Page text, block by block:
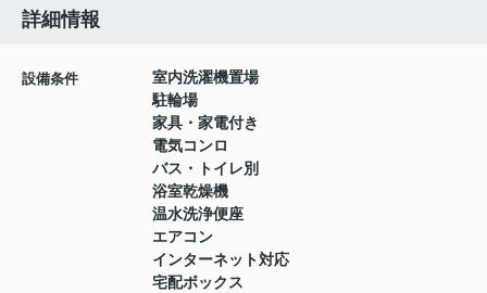
詳細情報
設備条件
室内洗濯機置場
駐輪場
家具・家電付き
電気コンロ
バス・トイレ別
浴室乾燥機
温水洗浄便座
エアコン
インターネット対応
宅配ボックス